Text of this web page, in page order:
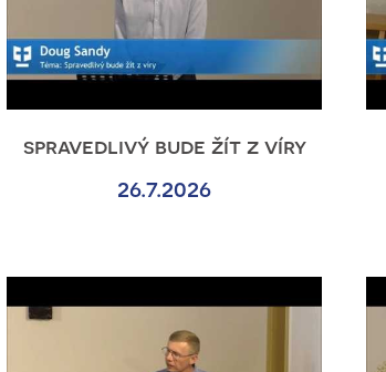
spravedlivý bude žít z víry
26.7.2026